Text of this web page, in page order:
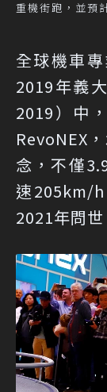
重機街跑，並預
全球機車
2019年義
2019）中
RevoNEX
念，不僅
速205km/
2021年問世